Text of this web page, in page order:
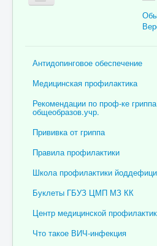
Информация для специалистов
Медицинская профилактика
Врачи
Контролирующие органы
Лекарственное обеспечение
Документы
Антидопинговое обеспечение
Медицинская профилактика
Рекомендации по проф-ке
общеобразов.учр.
Прививка от гриппа
Правила профилактики
Школа профилактики
Буклеты ГБУЗ ЦМП МЗ КК
Центр медицинской
Что такое ВИЧ-инфекция